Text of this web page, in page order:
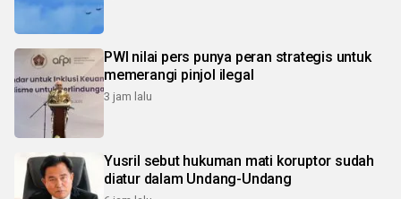
PWI nilai pers punya peran strategis untuk
memerangi pinjol ilegal
3 jam lalu
Yusril sebut hukuman mati koruptor sudah
diatur dalam Undang-Undang